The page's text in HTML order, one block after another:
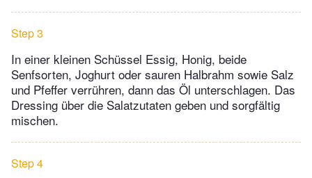
Step 3
In einer kleinen Schüssel Essig, Honig, beide
Senfsorten, Joghurt oder sauren Halbrahm sowie Salz
und Pfeffer verrühren, dann das Öl unterschlagen. Das
Dressing über die Salatzutaten geben und sorgfältig
mischen.
Step 4